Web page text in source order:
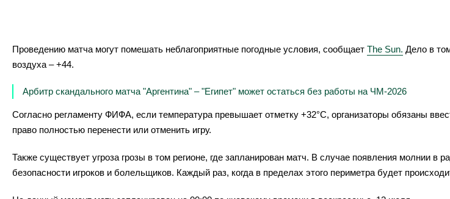
Проведению матча могут помешать неблагоприятные погодные условия, сообщает The Sun. Дело в
воздуха – +44.
Арбитр скандального матча "Аргентина" – "Египет" может остаться без работы на ЧМ-2026
Согласно регламенту ФИФА, если температура превышает отметку +32°C, организаторы обязаны
право полностью перенести или отменить игру.
Также существует угроза грозы в том регионе, где запланирован матч. В случае появления молнии в
безопасности игроков и болельщиков. Каждый раз, когда в пределах этого периметра будет